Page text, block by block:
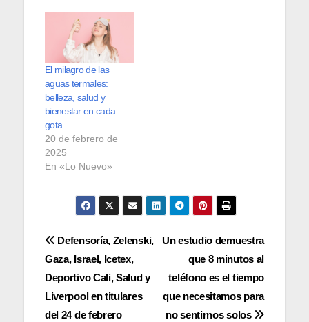
opciones en la
industria que
prometen dar este
resultado. Sin
embargo, ¿qué
pensarías si te
decimos que una
solución efectiva
puede esconderse
en los alimentos?
Por increíble que
parezca,…
El milagro de las
aguas termales:
belleza, salud y
bienestar en cada
gota
20 de febrero de
2025
En «Lo Nuevo»
Navegación
de
entradas
Un estudio demuestra
que 8 minutos al
teléfono es el tiempo
que necesitamos para
no sentirnos solos
Defensoría, Zelenski,
Gaza, Israel, Icetex,
Deportivo Cali, Salud y
Liverpool en titulares
del 24 de febrero